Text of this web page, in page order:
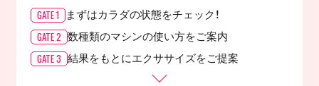
GATE 1 まずはカラダの状態をチェック！
GATE 2 数種類のマシンの使い方をご案内
GATE 3 結果をもとにエクササイズをご提案